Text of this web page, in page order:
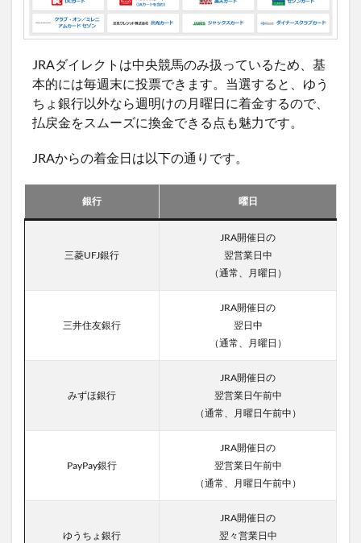
JRAダイレクトは中央競馬のみ扱っているため、基
本的には毎週末に投票できます。当選すると、ゆう
ちょ銀行以外なら週明けの月曜日に着金するので、
払戻金をスムーズに換金できる点も魅力です。
JRAからの着金日は以下の通りです。
銀行 曜日
三菱UFJ銀行
JRA開催日の
翌営業日中
（通常、月曜日）
三井住友銀行
JRA開催日の
翌日中
（通常、月曜日）
みずほ銀行
JRA開催日の
翌営業日午前中
（通常、月曜日午前中）
PayPay銀行
JRA開催日の
翌営業日午前中
（通常、月曜日午前中）
ゆうちょ銀行
JRA開催日の
翌々営業日中